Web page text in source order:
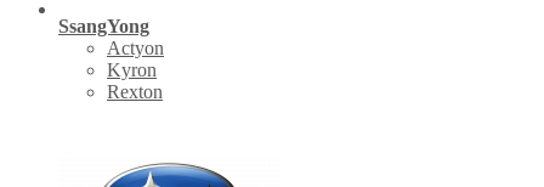
SsangYong
Actyon
Kyron
Rexton